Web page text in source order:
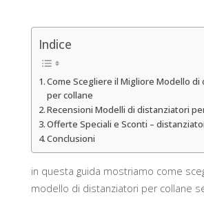
Indice
Come Scegliere il Migliore Modello
per collane
Recensioni Modelli di distanziatori
Offerte Speciali e Sconti –
Conclusioni
in questa guida mostriamo come
modello di distanziatori per collane